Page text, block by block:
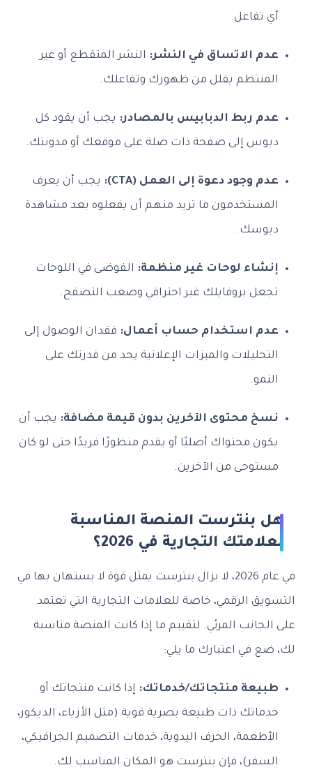
أي تفاعل.
عدم الاتساق في النشر: النشر المتقطع أو غير
المنتظم يقلل من ظهورك وتفاعلك.
عدم ربط الدبابيس بالمصادر: يجب أن يقود كل
دبوس إلى صفحة ذات صلة على موقعك أو مدونتك.
عدم وجود دعوة إلى العمل (CTA): يجب أن يعرف
المستخدمون ما تريد منهم أن يفعلوه بعد مشاهدة
دبوسك.
إنشاء لوحات غير منظمة: الفوضى في اللوحات
تجعل بروفايلك غير احترافي وصعب التصفح.
عدم استخدام حساب أعمال: فقدان الوصول إلى
التحليلات والميزات الإعلانية يحد من قدرتك على
النمو.
نسخ محتوى الآخرين بدون قيمة مضافة: يجب أن
يكون محتواك أصليًا أو يقدم منظورًا فريدًا حتى لو كان
مستوحى من الآخرين.
هل بنترست المنصة المناسبة
لعلامتك التجارية في 2026؟
في عام 2026، لا يزال بنترست يمثل قوة لا يستهان بها في
التسويق الرقمي، خاصة للعلامات التجارية التي تعتمد
على الجانب المرئي. لتقييم ما إذا كانت المنصة مناسبة
لك، ضع في اعتبارك ما يلي:
طبيعة منتجاتك/خدماتك: إذا كانت منتجاتك أو
خدماتك ذات طبيعة بصرية قوية (مثل الأزياء، الديكور،
الأطعمة، الحرف اليدوية، خدمات التصميم الجرافيكي،
السفر)، فإن بنترست هو المكان المناسب لك.